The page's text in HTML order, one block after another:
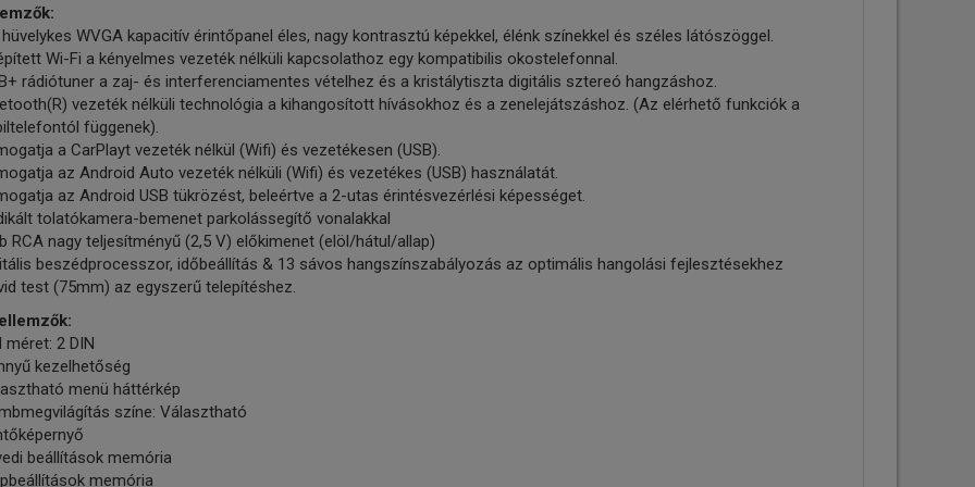
WVGA kapacitív érintőpanel éles, nagy kontrasztú képekkel, élénk színekkel és széles látószöggel.
Wi-Fi a kényelmes vezeték nélküli kapcsolathoz egy kompatibilis okostelefonnal.
rádiótuner a zaj- és interferenciamentes vételhez és a kristálytiszta digitális sztereó hangzáshoz.
vezeték nélküli technológia a kihangosított hívásokhoz és a zenelejátszáshoz. (Az elérhető funkciók a
függenek).
a CarPlayt vezeték nélkül (Wifi) és vezetékesen (USB).
az Android Auto vezeték nélküli (Wifi) és vezetékes (USB) használatát.
az Android USB tükrözést, beleértve a 2-utas érintésvezérlési képességet.
tolatókamera-bemenet parkolássegítő vonalakkal
RCA nagy teljesítményű (2,5 V) előkimenet (elöl/hátul/allap)
beszédprocesszor, időbeállítás & 13 sávos hangszínszabályozás az optimális hangolási fejlesztésekhez
test (75mm) az egyszerű telepítéshez.
méret: 2 DIN
kezelhetőség
menü háttérkép
színe: Választható
beállítások memória
memória